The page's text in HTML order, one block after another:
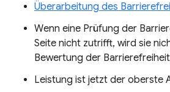
Überarbeitung des
Wenn eine Prüfung der
Seite nicht zutrifft, wird sie
Bewertung der
Leistung ist jetzt der oberste